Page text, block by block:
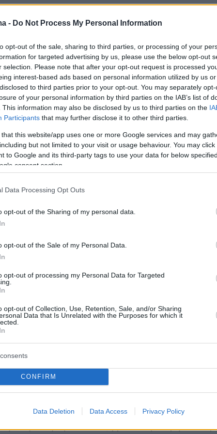
- Do Not Process My Personal Information
opt-out of the sale, sharing to third parties, or processing of your
for targeted advertising by us, please use the below opt-out
selection. Please note that after your opt-out request is processed
interest-based ads based on personal information utilized by us
to third parties prior to your opt-out. You may separately
of your personal information by third parties on the IAB’s list of
This information may also be disclosed by us to third parties on the
Participants that may further disclose it to other third parties.
that this website/app uses one or more Google services and may
but not limited to your visit or usage behaviour. You may
to Google and its third-party tags to use your data for below
consent section.
Data Processing Opt Outs
opt-out of the Sharing of my personal data.
opt-out of the Sale of my Personal Data.
opt-out of processing my Personal Data for Targeted
opt-out of Collection, Use, Retention, Sale, and/or Sharing
Data that Is Unrelated with the Purposes for which it
CONFIRM
Data Deletion Data Access Privacy Policy
ότι, ενώ δεν υποτιμούμε τις όποιες
του παρόντος. Μεγαλύτερος κίνδυνος για
είναι το κλίμα αβεβαιότητας που διαχέεται
οι δασμοί του κ. Τραμπ. Διότι η
τις επενδύσεις στο παρόν. Ενώ
ελληνικής οικονομίας είναι εξαιρετικά
στις 6 από τις 27 χώρες του ECOFIN που
σημασίας, επιβεβαιώνοντας το γιατί η
μας ακούγεται δυνατά σε διεθνές
με τις ΗΠΑ, είναι το να πετύχουμε μια
στη βάση του ‘Zero to Zero’, χωρίς
καμία πλευρά. Από την άλλη, βλέπουμε ότι οι
επίσης με την Ευρωπαϊκή Ένωση. Κι
επέστρεψα από τη συνεδρίαση του
πλέον είναι ότι ζητήματα άμυνας,
αλληλεπιδρούν και επηρεάζουν
Κάτι που παλαιότερα δεν παρατηρούνταν. Σε
η μεγάλη πρόκληση για την Ευρωπαϊκή
να εμβαθύνει στην ενότητα και την άρση
ανταγωνιστικότητα».
Οικονομίας προσέθεσε περαιτέρω ότι
να κάνουμε ως χώρα, είναι α) να
ανάπτυξη της οικονομίας, και β) να
ώθηση ανάπτυξης σε συγκεκριμένους